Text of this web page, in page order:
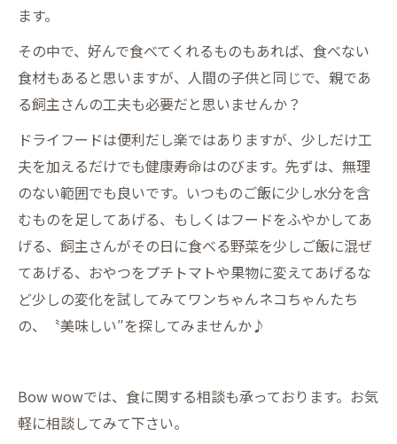
ます。
その中で、好んで食べてくれるものもあれば、食べない
食材もあると思いますが、人間の子供と同じで、親であ
る飼主さんの工夫も必要だと思いませんか？
ドライフードは便利だし楽ではありますが、少しだけ工
夫を加えるだけでも健康寿命はのびます。先ずは、無理
のない範囲でも良いです。いつものご飯に少し水分を含
むものを足してあげる、もしくはフードをふやかしてあ
げる、飼主さんがその日に食べる野菜を少しご飯に混ぜ
てあげる、おやつをプチトマトや果物に変えてあげるな
ど少しの変化を試してみてワンちゃんネコちゃんたち
の、〝美味しい″を探してみませんか♪
Bow wowでは、食に関する相談も承っております。お気
軽に相談してみて下さい。